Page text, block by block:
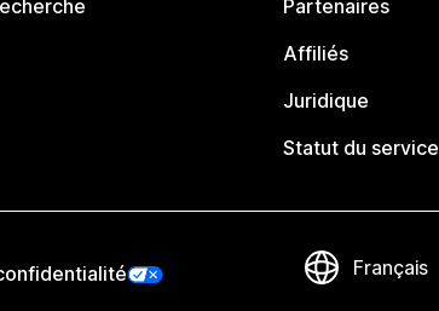
Partenaires
Affiliés
Juridique
Statut du service